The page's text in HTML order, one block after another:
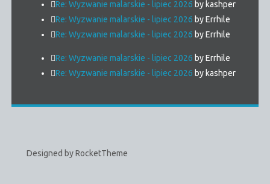
Re: Wyzwanie malarskie - lipiec 2026 by kashper
Re: Wyzwanie malarskie - lipiec 2026 by Errhile
Re: Wyzwanie malarskie - lipiec 2026 by Errhile
Re: Wyzwanie malarskie - lipiec 2026 by Errhile
Re: Wyzwanie malarskie - lipiec 2026 by kashper
Designed by RocketTheme